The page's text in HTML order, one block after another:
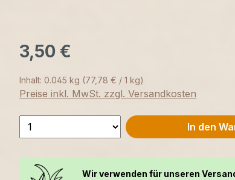
3,50 €
Inhalt: 0.045 kg (77,78 € / 1 kg)
Preise inkl. MwSt. zzgl. Versandkosten
In den
Wir verwenden für unseren